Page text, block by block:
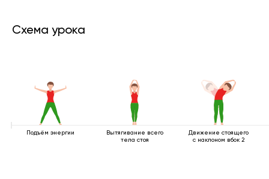
Схема урока
Подъём энергии
Вытягивание всего
тела стоя
Движение стоящего
с наклоном вбок 2